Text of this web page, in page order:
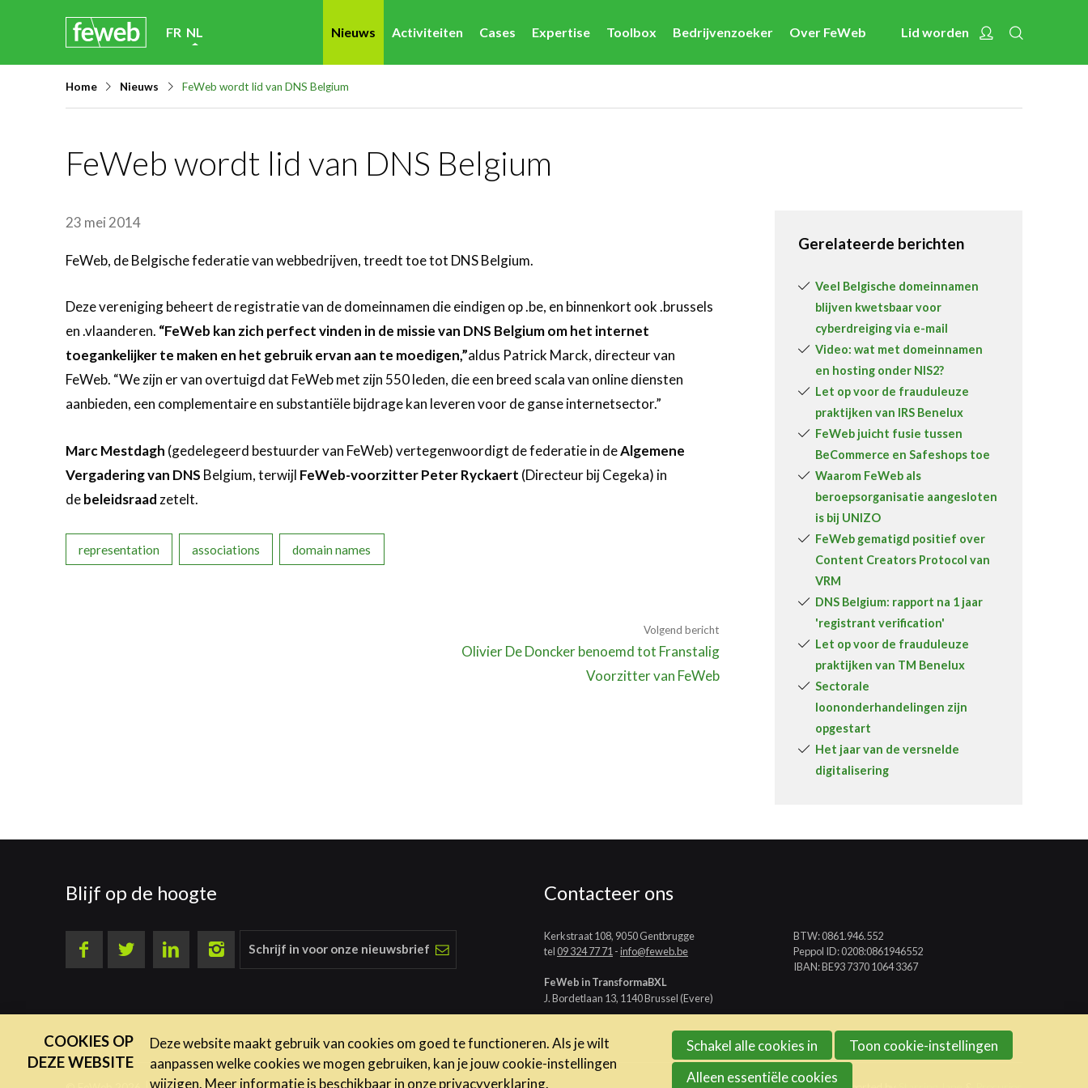
content
FR NL Nieuws Activiteiten Cases Expertise Toolbox Bedrijvenzoeker Over FeWeb Lid worden Account
Home Nieuws FeWeb wordt lid van DNS Belgium
FeWeb wordt lid van DNS Belgium
23 mei 2014
FeWeb, de Belgische federatie van webbedrijven, treedt toe tot DNS Belgium.
Deze vereniging beheert de registratie van de domeinnamen die eindigen op .be, en binnenkort ook .brussels
en .vlaanderen. “FeWeb kan zich perfect vinden in de missie van DNS Belgium om het internet
toegankelijker te maken en het gebruik ervan aan te moedigen,”aldus Patrick Marck, directeur van
FeWeb. “We zijn er van overtuigd dat FeWeb met zijn 550 leden, die een breed scala van online diensten
aanbieden, een complementaire en substantiële bijdrage kan leveren voor de ganse internetsector.”
Marc Mestdagh (gedelegeerd bestuurder van FeWeb) vertegenwoordigt de federatie in deAlgemene
Vergadering van DNS Belgium, terwijl FeWeb-voorzitter Peter Ryckaert (Directeur bij Cegeka) in
debeleidsraad zetelt.
representation associations domain names
Volgend bericht
Olivier De Doncker benoemd tot Franstalig
Voorzitter van FeWeb
Gerelateerde berichten
Veel Belgische domeinnamen
blijven kwetsbaar voor
cyberdreiging via e-mail
Video: wat met domeinnamen
en hosting onder NIS2?
Let op voor de frauduleuze
praktijken van IRS Benelux
FeWeb juicht fusie tussen
BeCommerce en Safeshops toe
Waarom FeWeb als
beroepsorganisatie aangesloten
is bij UNIZO
FeWeb gematigd positief over
Content Creators Protocol van
VRM
DNS Belgium: rapport na 1 jaar
'registrant verification'
Let op voor de frauduleuze
praktijken van TM Benelux
Sectorale
loononderhandelingen zijn
opgestart
Het jaar van de versnelde
digitalisering
Blijf op de hoogte
Schrijf in voor onze nieuwsbrief
Contacteer ons
Kerkstraat 108, 9050 Gentbrugge
tel09 324 77 71 -info@feweb.be
FeWeb in TransformaBXL
J. Bordetlaan 13, 1140 Brussel (Evere)
BTW: 0861.946.552
Peppol ID: 0208:0861946552
IBAN: BE93 7370 1064 3367
Nieuws
Cases
Toolbox
Bedrijvenzoeker
Over FeWeb
COOKIES OP
DEZE WEBSITE
Deze website maakt gebruik van cookies om goed te functioneren. Als je wilt
aanpassen welke cookies we mogen gebruiken, kan je jouw cookie-instellingen
wijzigen. Meer informatie is beschikbaar in onzeprivacyverklaring.
Schakel alle cookies in
Toon cookie-instellingen
Alleen essentiële cookies